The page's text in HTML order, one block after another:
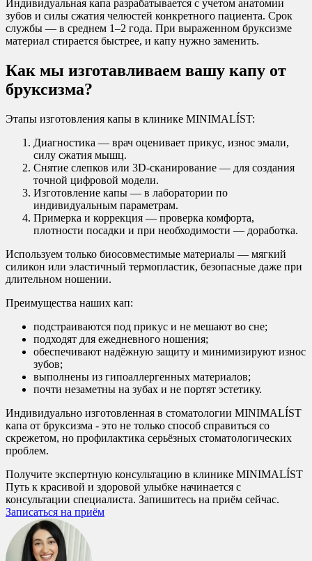
Индивидуальная капа разрабатывается с учетом анатомии
зубов и силы сжатия челюстей конкретного пациента. Срок
службы — в среднем 1–2 года. При выраженном бруксизме
материал стирается быстрее, и капу нужно заменить.
Как мы изготавливаем вашу капу от
бруксизма?
Этапы изготовления капы в клинике MINIMALÍST:
Диагностика — врач оценивает прикус, износ эмали,
силу сжатия мышц.
Снятие слепков или 3D-сканирование — для создания
точной цифровой модели.
Изготовление капы — в лаборатории по
индивидуальным параметрам.
Примерка и коррекция — проверка комфорта,
плотности посадки и при необходимости — доработка.
Используем только биосовместимые материалы — мягкий
силикон или эластичный термопластик, безопасные даже при
длительном ношении.
Преимущества наших кап:
подстраиваются под прикус и не мешают во сне;
подходят для ежедневного ношения;
обеспечивают надёжную защиту и минимизируют износ
зубов;
выполнены из гипоаллергенных материалов;
почти незаметны на зубах и не портят эстетику.
Индивидуально изготовленная в стоматологии MINIMALÍST
капа от бруксизма - это не только способ справиться со
скрежетом, но профилактика серьёзных стоматологических
проблем.
Получите экспертную консультацию в клинике MINIMALÍST
Путь к красивой и здоровой улыбке начинается с
консультации специалиста. Запишитесь на приём сейчас.
Записаться на приём